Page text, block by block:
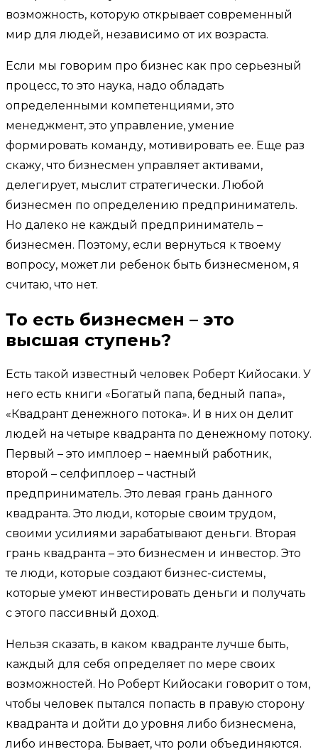
возможность, которую открывает современный
мир для людей, независимо от их возраста.
Если мы говорим про бизнес как про серьезный
процесс, то это наука, надо обладать
определенными компетенциями, это
менеджмент, это управление, умение
формировать команду, мотивировать ее. Еще раз
скажу, что бизнесмен управляет активами,
делегирует, мыслит стратегически. Любой
бизнесмен по определению предприниматель.
Но далеко не каждый предприниматель –
бизнесмен. Поэтому, если вернуться к твоему
вопросу, может ли ребенок быть бизнесменом, я
считаю, что нет.
То есть бизнесмен – это
высшая ступень?
Есть такой известный человек Роберт Кийосаки. У
него есть книги «Богатый папа, бедный папа»,
«Квадрант денежного потока». И в них он делит
людей на четыре квадранта по денежному потоку.
Первый – это имплоер – наемный работник,
второй – селфиплоер – частный
предприниматель. Это левая грань данного
квадранта. Это люди, которые своим трудом,
своими усилиями зарабатывают деньги. Вторая
грань квадранта – это бизнесмен и инвестор. Это
те люди, которые создают бизнес-системы,
которые умеют инвестировать деньги и получать
с этого пассивный доход.
Нельзя сказать, в каком квадранте лучше быть,
каждый для себя определяет по мере своих
возможностей. Но Роберт Кийосаки говорит о том,
чтобы человек пытался попасть в правую сторону
квадранта и дойти до уровня либо бизнесмена,
либо инвестора. Бывает, что роли объединяются.